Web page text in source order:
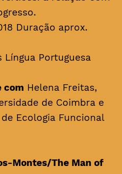
Duração aprox.
Língua Portuguesa
com Helena Freitas,
de Coimbra e
Ecologia Funcional
Montes/The Man of